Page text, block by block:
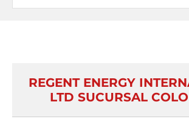
REGENT ENERGY
LTD SUCURSAL